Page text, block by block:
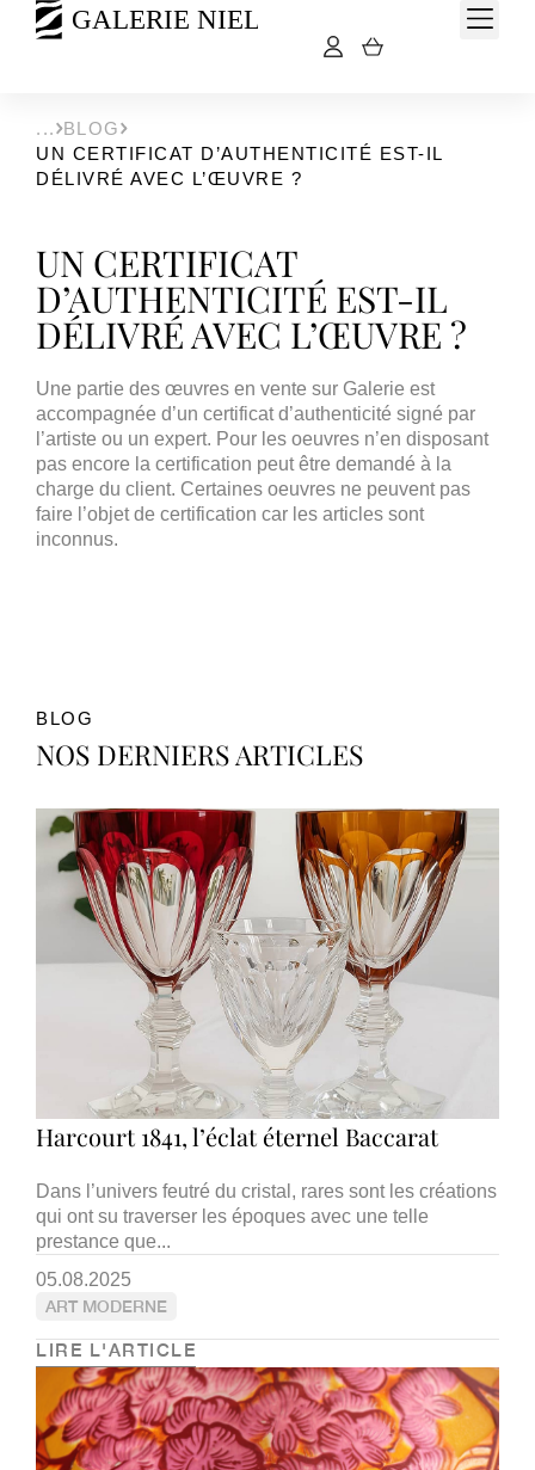
BLOG
UN CERTIFICAT D’AUTHENTICITÉ EST-IL
DÉLIVRÉ AVEC L’ŒUVRE ?
UN CERTIFICAT
D’AUTHENTICITÉ EST-IL
DÉLIVRÉ AVEC L’ŒUVRE ?
Une partie des œuvres en vente sur Galerie est
accompagnée d’un certificat d’authenticité signé par
l’artiste ou un expert. Pour les oeuvres n’en disposant
pas encore la certification peut être demandé à la
charge du client. Certaines oeuvres ne peuvent pas
faire l’objet de certification car les articles sont
inconnus.
BLOG
NOS DERNIERS ARTICLES
Harcourt 1841, l’éclat éternel Baccarat
Dans l’univers feutré du cristal, rares sont les créations
qui ont su traverser les époques avec une telle
prestance que...
05.08.2025
ART MODERNE
LIRE L'ARTICLE